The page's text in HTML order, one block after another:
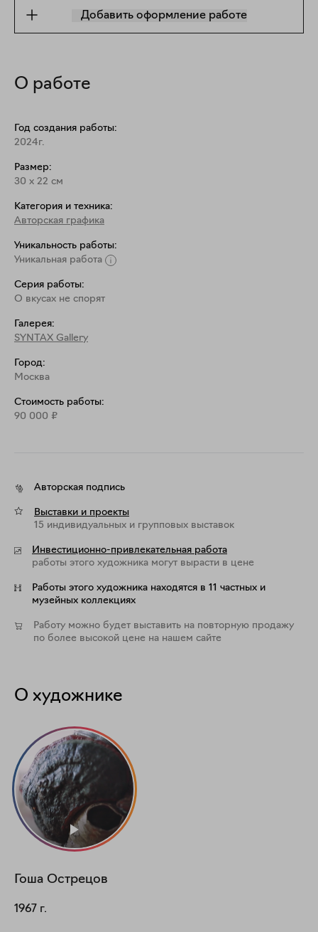
Добавить оформление работе
О работе
Год создания работы:
2024г.
Размер:
30 x 22 см
Категория и техника:
Авторская графика
Уникальность работы:
Уникальная работа
Серия работы:
О вкусах не спорят
Галерея:
SYNTAX Gallery
Город:
Москва
Стоимость работы:
90 000 ₽
Авторская подпись
Выставки и проекты
15 индивидуальных и групповых выставок
Инвестиционно-привлекательная работа
работы этого художника могут вырасти в цене
Работы этого художника находятся в 11 частных и
музейных коллекциях
Работу можно будет выставить на повторную продажу
по более высокой цене на нашем сайте
О художнике
Гоша Острецов
1967 г.